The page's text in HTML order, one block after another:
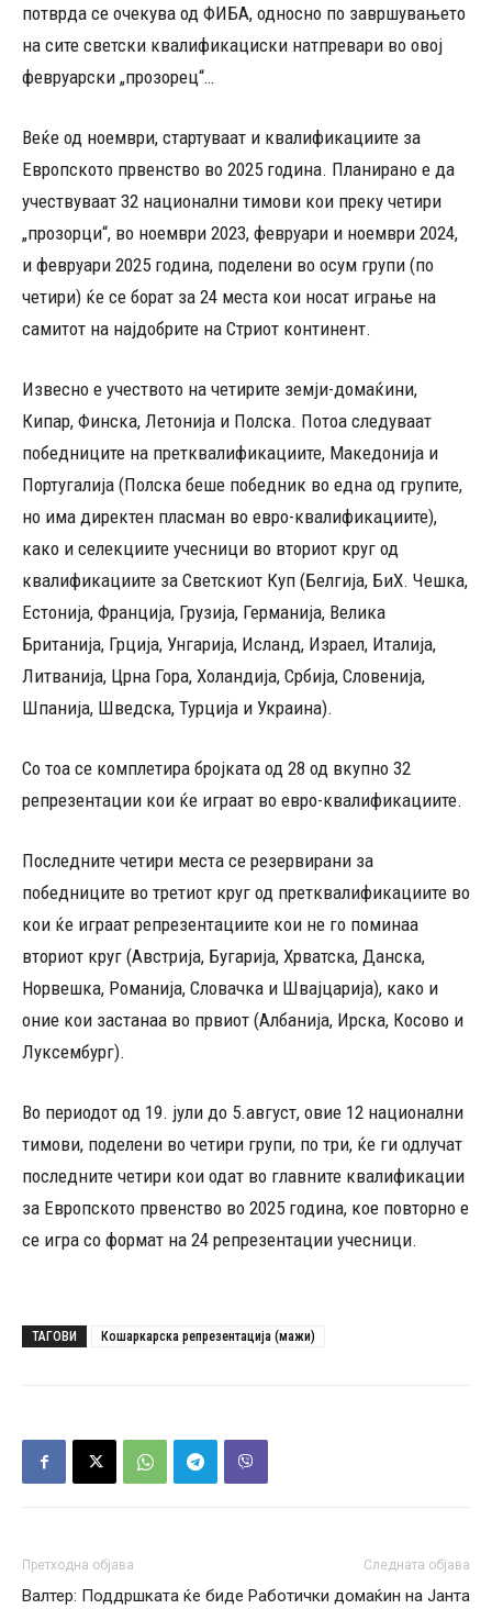
потврда се очекува од ФИБА, односно по завршувањето
на сите светски квалификациски натпревари во овој
февруарски „прозорец“…
Веќе од ноември, стартуваат и квалификациите за
Европското првенство во 2025 година. Планирано е да
учествуваат 32 национални тимови кои преку четири
„прозорци“, во ноември 2023, февруари и ноември 2024,
и февруари 2025 година, поделени во осум групи (по
четири) ќе се борат за 24 места кои носат играње на
самитот на најдобрите на Стриот континент.
Извесно е учеството на четирите земји-домаќини,
Кипар, Финска, Летонија и Полска. Потоа следуваат
победниците на претквалификациите, Македонија и
Португалија (Полска беше победник во една од групите,
но има директен пласман во евро-квалификациите),
како и селекциите учесници во вториот круг од
квалификациите за Светскиот Куп (Белгија, БиХ. Чешка,
Естонија, Франција, Грузија, Германија, Велика
Британија, Грција, Унгарија, Исланд, Израел, Италија,
Литванија, Црна Гора, Холандија, Србија, Словенија,
Шпанија, Шведска, Турција и Украина).
Со тоа се комплетира бројката од 28 од вкупно 32
репрезентации кои ќе играат во евро-квалификациите.
Последните четири места се резервирани за
победниците во третиот круг од претквалификациите во
кои ќе играат репрезентациите кои не го поминаа
вториот круг (Австрија, Бугарија, Хрватска, Данска,
Норвешка, Романија, Словачка и Швајцарија), како и
оние кои застанаа во првиот (Албанија, Ирска, Косово и
Луксембург).
Во периодот од 19. јули до 5.август, овие 12 национални
тимови, поделени во четири групи, по три, ќе ги одлучат
последните четири кои одат во главните квалификации
за Европското првенство во 2025 година, кое повторно е
се игра со формат на 24 репрезентации учесници.
ТАГОВИ Кошаркарска репрезентација (мажи)
Претходна објава
Валтер: Поддршката ќе биде
Следната објава
Работички домаќин на Јанта